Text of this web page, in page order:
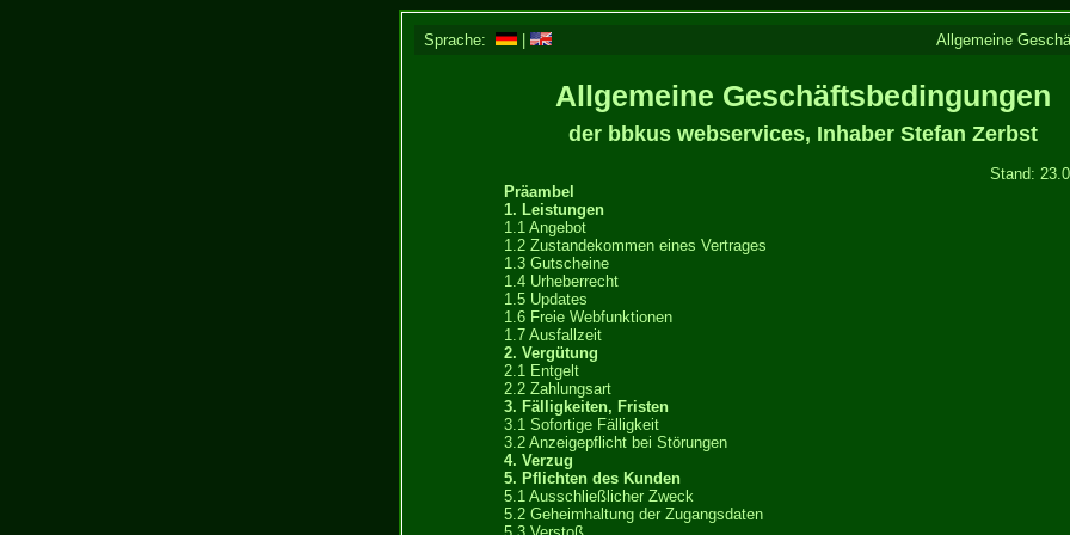
Allgemeine
Sprache: |
Allgemeine Geschäftsbedingungen
der bbkus webservices, Inhaber Stefan Zerbst
Stand:
Präambel
1. Leistungen
1.1 Angebot
1.2 Zustandekommen eines Vertrages
1.3 Gutscheine
1.4 Urheberrecht
1.5 Updates
1.6 Freie Webfunktionen
1.7 Ausfallzeit
2. Vergütung
2.1 Entgelt
2.2 Zahlungsart
3. Fälligkeiten, Fristen
3.1 Sofortige Fälligkeit
3.2 Anzeigepflicht bei Störungen
4. Verzug
5. Pflichten des Kunden
5.1 Ausschließlicher Zweck
5.2 Geheimhaltung der Zugangsdaten